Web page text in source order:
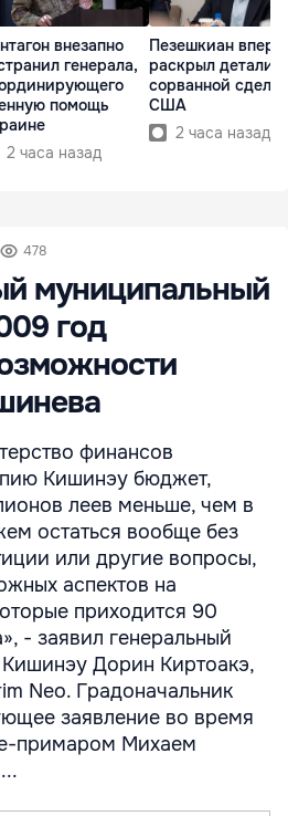
внезапно
генерала,
помощь
2 часа назад
Пезешкиан
раскрыл детали
сорванной
США
2 часа назад
478
муниципальный
год
финансов
Кишинэу бюджет,
леев меньше, чем в
остаться вообще без
или другие вопросы,
аспектов на
приходится 90
- заявил генеральный
Дорин Киртоакэ,
Neo. Градоначальник
заявление во время
примаром Михаем